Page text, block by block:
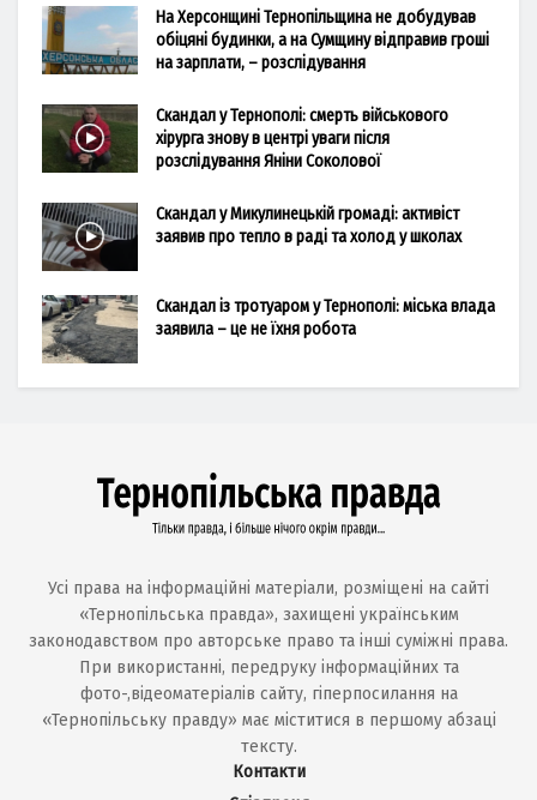
На Херсонщині Тернопільщина не добудував
обіцяні будинки, а на Сумщину відправив гроші
на зарплати, – розслідування
Скандал у Тернополі: смерть військового
хірурга знову в центрі уваги після
розслідування Яніни Соколової
Скандал у Микулинецькій громаді: активіст
заявив про тепло в раді та холод у школах
Скандал із тротуаром у Тернополі: міська влада
заявила – це не їхня робота
Усі права на інформаційні матеріали, розміщені на сайті
«Тернопільська правда», захищені українським
законодавством про авторське право та інші суміжні права.
При використанні, передруку інформаційних та
фото-,відеоматеріалів сайту, гіперпосилання на
«Тернопільську правду» має міститися в першому абзаці
тексту.
Контакти